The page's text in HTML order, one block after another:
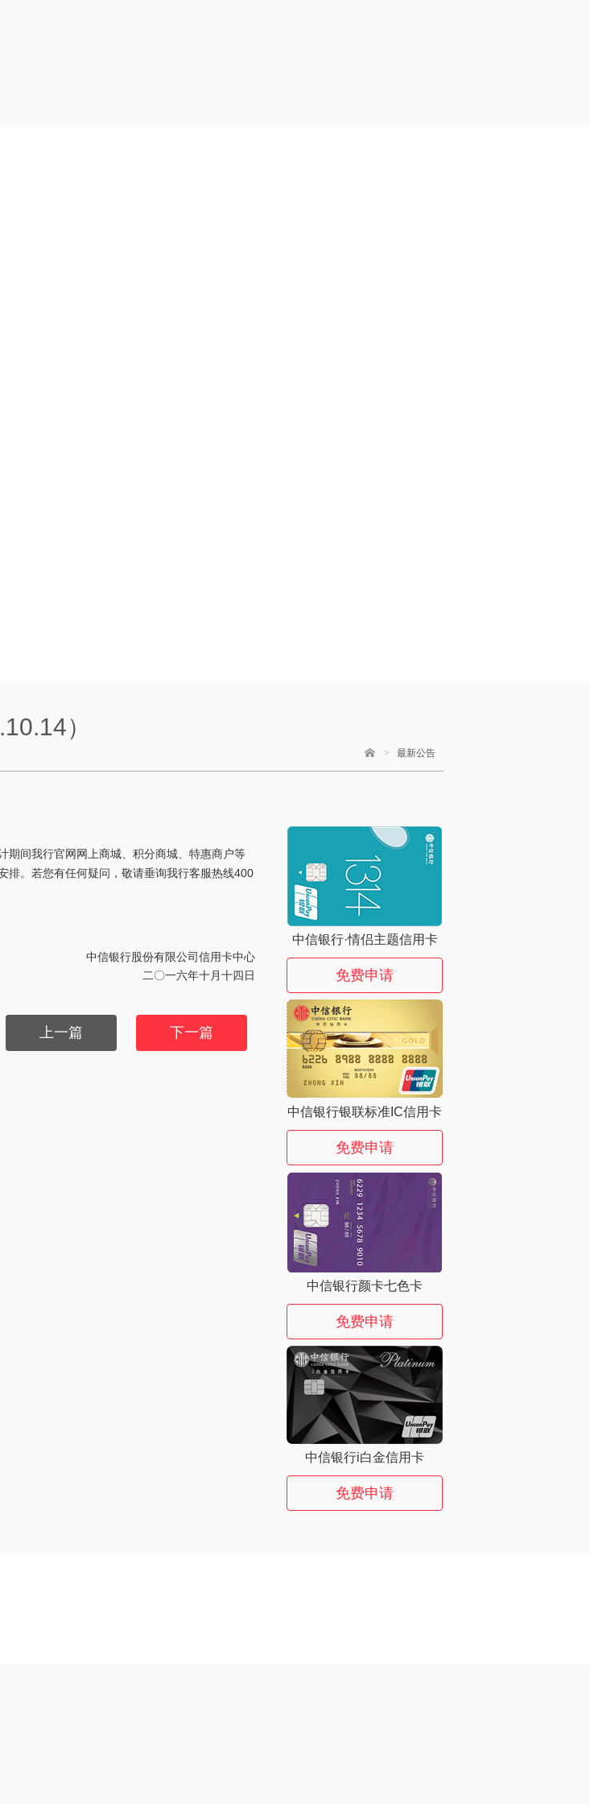
）
> 最新公告
期间我行官网网上商城、积分商城、特惠商户等
排。若您有任何疑问，敬请垂询我行客服热线400
中信银行股份有限公司信用卡中心
二〇一六年十月十四日
下一篇
上一篇
中信银行·情侣主题信用卡
免费申请
中信银行银联标准IC信用卡
免费申请
中信银行颜卡七色卡
免费申请
中信银行i白金信用卡
免费申请